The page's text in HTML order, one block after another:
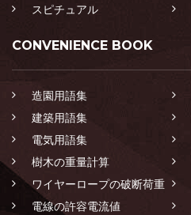
スピチュアル
CONVENIENCE BOOK
造園用語集
建築用語集
電気用語集
樹木の重量計算
ワイヤーロープの破断荷重
電線の許容電流値